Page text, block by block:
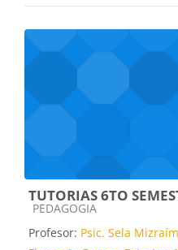
TUTORIAS 6TO
Categoría de cursos
PEDAGOGIA
Profesor: Psic. Sela